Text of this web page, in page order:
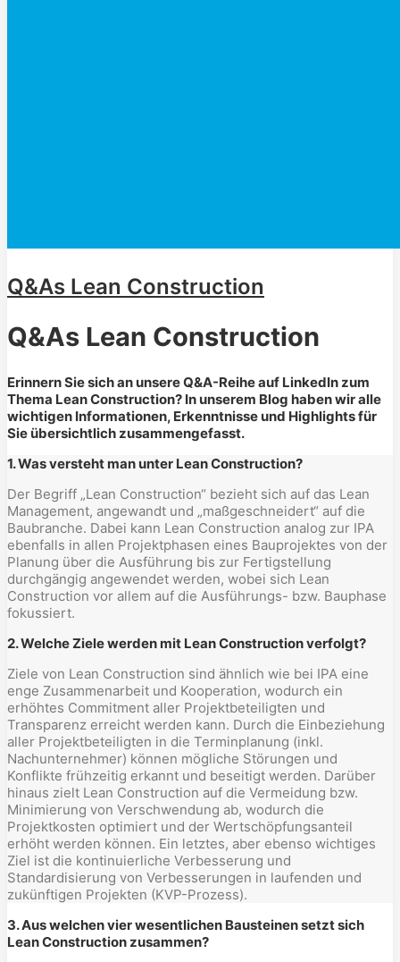
Q&As Lean Construction
Q&As Lean Construction
Erinnern Sie sich an unsere Q&A-Reihe auf LinkedIn zum
Thema Lean Construction? In unserem Blog haben wir alle
wichtigen Informationen, Erkenntnisse und Highlights für
Sie übersichtlich zusammengefasst.
1. Was versteht man unter Lean Construction?
Der Begriff „Lean Construction“ bezieht sich auf das Lean
Management, angewandt und „maßgeschneidert“ auf die
Baubranche. Dabei kann Lean Construction analog zur IPA
ebenfalls in allen Projektphasen eines Bauprojektes von der
Planung über die Ausführung bis zur Fertigstellung
durchgängig angewendet werden, wobei sich Lean
Construction vor allem auf die Ausführungs- bzw. Bauphase
fokussiert.
2. Welche Ziele werden mit Lean Construction verfolgt?
Ziele von Lean Construction sind ähnlich wie bei IPA eine
enge Zusammenarbeit und Kooperation, wodurch ein
erhöhtes Commitment aller Projektbeteiligten und
Transparenz erreicht werden kann. Durch die Einbeziehung
aller Projektbeteiligten in die Terminplanung (inkl.
Nachunternehmer) können mögliche Störungen und
Konflikte frühzeitig erkannt und beseitigt werden. Darüber
hinaus zielt Lean Construction auf die Vermeidung bzw.
Minimierung von Verschwendung ab, wodurch die
Projektkosten optimiert und der Wertschöpfungsanteil
erhöht werden können. Ein letztes, aber ebenso wichtiges
Ziel ist die kontinuierliche Verbesserung und
Standardisierung von Verbesserungen in laufenden und
zukünftigen Projekten (KVP-Prozess).
3. Aus welchen vier wesentlichen Bausteinen setzt sich
Lean Construction zusammen?